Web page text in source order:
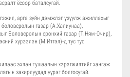
ёсоор баталсугай.
арга зүйн дэмжлэг үзүүлж ажиллахыг
газар (А.Халиунаа),
Боловсролын ерөнхий газар (Т.Ням-Очир),
хүрээлэн (М.Итгэл)-д тус тус
эхлэн тушаалын хэрэгжилтийг хангаж
захирлуудад үүрэг болгосугай.